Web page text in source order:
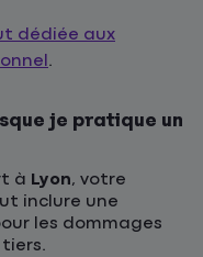
dédiée aux
.
je pratique un
à Lyon, votre
inclure une
les dommages